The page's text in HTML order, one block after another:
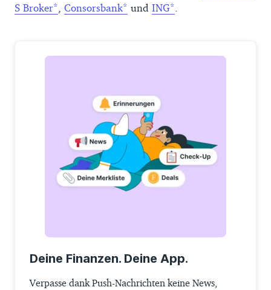
S Broker
Consorsbank und ING
Deine Finanzen. Deine App.
Verpasse dank Push-Nachrichten keine News,